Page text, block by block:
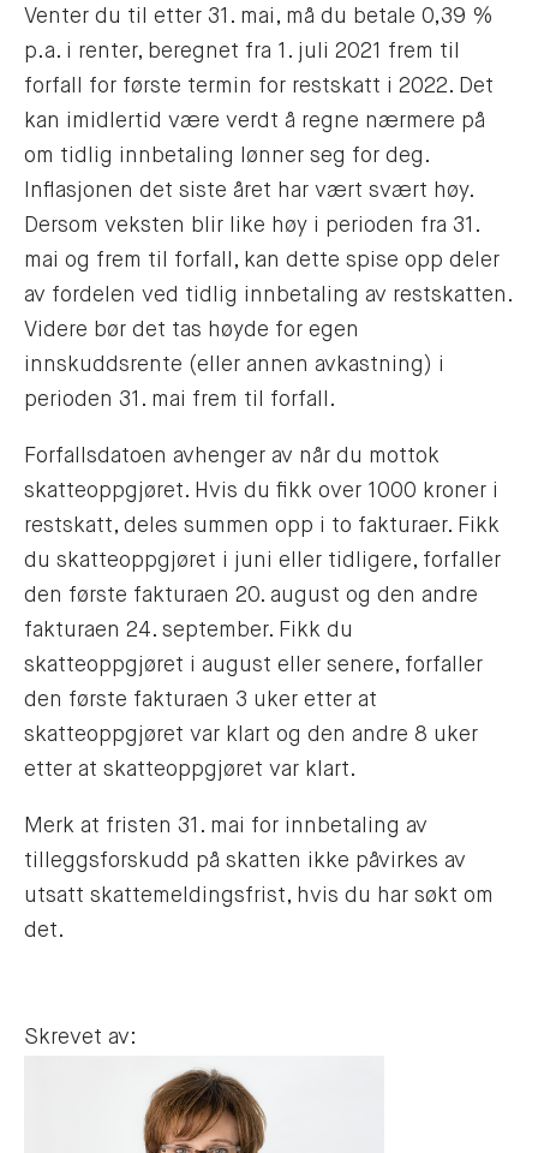
Venter du til etter 31. mai, må du betale 0,39 %
p.a. i renter, beregnet fra 1. juli 2021 frem til
forfall for første termin for restskatt i 2022. Det
kan imidlertid være verdt å regne nærmere på
om tidlig innbetaling lønner seg for deg.
Inflasjonen det siste året har vært svært høy.
Dersom veksten blir like høy i perioden fra 31.
mai og frem til forfall, kan dette spise opp deler
av fordelen ved tidlig innbetaling av restskatten.
Videre bør det tas høyde for egen
innskuddsrente (eller annen avkastning) i
perioden 31. mai frem til forfall.
Forfallsdatoen avhenger av når du mottok
skatteoppgjøret. Hvis du fikk over 1000 kroner i
restskatt, deles summen opp i to fakturaer. Fikk
du skatteoppgjøret i juni eller tidligere, forfaller
den første fakturaen 20. august og den andre
fakturaen 24. september. Fikk du
skatteoppgjøret i august eller senere, forfaller
den første fakturaen 3 uker etter at
skatteoppgjøret var klart og den andre 8 uker
etter at skatteoppgjøret var klart.
Merk at fristen 31. mai for innbetaling av
tilleggsforskudd på skatten ikke påvirkes av
utsatt skattemeldingsfrist, hvis du har søkt om
det.
Skrevet av: